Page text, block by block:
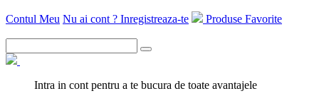
Contul Meu Nu ai cont ? Inregistreaza-te Produse Favorite
Intra in cont pentru a te bucura de toate avantajele